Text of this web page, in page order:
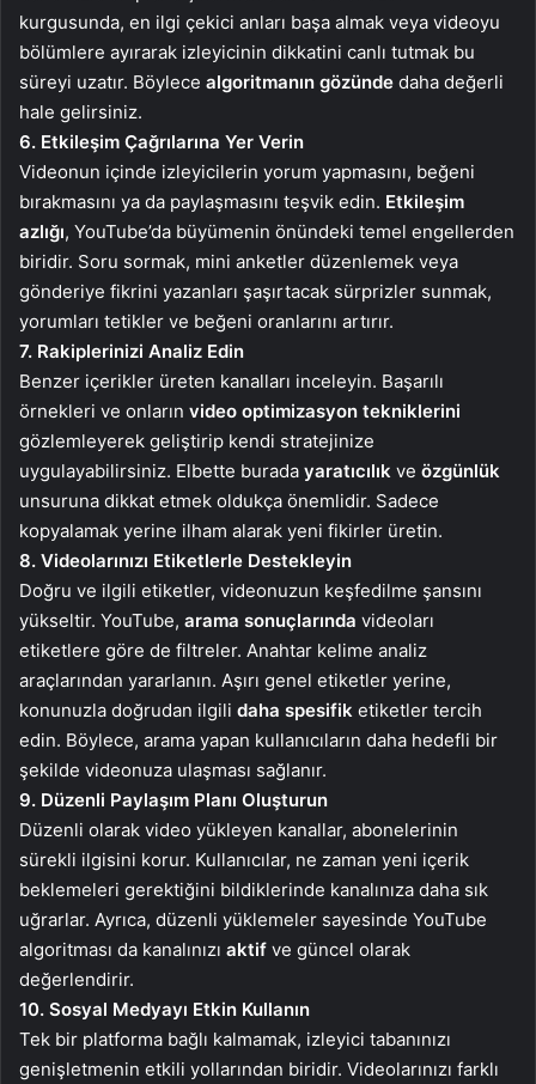
kurgusunda, en ilgi çekici anları başa almak veya videoyu
bölümlere ayırarak izleyicinin dikkatini canlı tutmak bu
süreyi uzatır. Böylece algoritmanın gözünde daha değerli
hale gelirsiniz.
6. Etkileşim Çağrılarına Yer Verin
Videonun içinde izleyicilerin yorum yapmasını, beğeni
bırakmasını ya da paylaşmasını teşvik edin. Etkileşim
azlığı, YouTube’da büyümenin önündeki temel engellerden
biridir. Soru sormak, mini anketler düzenlemek veya
gönderiye fikrini yazanları şaşırtacak sürprizler sunmak,
yorumları tetikler ve beğeni oranlarını artırır.
7. Rakiplerinizi Analiz Edin
Benzer içerikler üreten kanalları inceleyin. Başarılı
örnekleri ve onların video optimizasyon tekniklerini
gözlemleyerek geliştirip kendi stratejinize
uygulayabilirsiniz. Elbette burada yaratıcılık ve özgünlük
unsuruna dikkat etmek oldukça önemlidir. Sadece
kopyalamak yerine ilham alarak yeni fikirler üretin.
8. Videolarınızı Etiketlerle Destekleyin
Doğru ve ilgili etiketler, videonuzun keşfedilme şansını
yükseltir. YouTube, arama sonuçlarında videoları
etiketlere göre de filtreler. Anahtar kelime analiz
araçlarından yararlanın. Aşırı genel etiketler yerine,
konunuzla doğrudan ilgili daha spesifik etiketler tercih
edin. Böylece, arama yapan kullanıcıların daha hedefli bir
şekilde videonuza ulaşması sağlanır.
9. Düzenli Paylaşım Planı Oluşturun
Düzenli olarak video yükleyen kanallar, abonelerinin
sürekli ilgisini korur. Kullanıcılar, ne zaman yeni içerik
beklemeleri gerektiğini bildiklerinde kanalınıza daha sık
uğrarlar. Ayrıca, düzenli yüklemeler sayesinde YouTube
algoritması da kanalınızı aktif ve güncel olarak
değerlendirir.
10. Sosyal Medyayı Etkin Kullanın
Tek bir platforma bağlı kalmamak, izleyici tabanınızı
genişletmenin etkili yollarından biridir. Videolarınızı farklı